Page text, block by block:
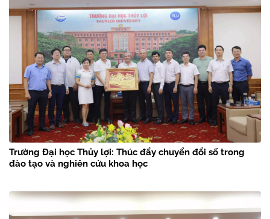
Trường Đại học Thủy lợi: Thúc đẩy chuyển đổi số trong
đào tạo và nghiên cứu khoa học